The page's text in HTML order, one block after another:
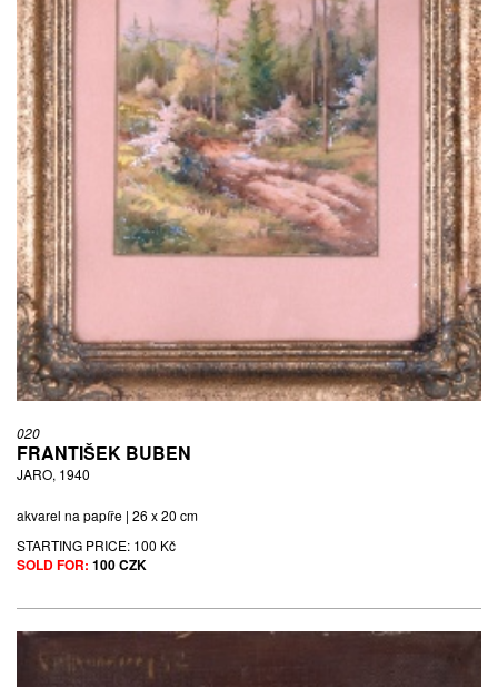
020
FRANTIŠEK BUBEN
JARO, 1940
akvarel na papíře | 26 x 20 cm
STARTING PRICE: 100 Kč
SOLD FOR: 100 CZK